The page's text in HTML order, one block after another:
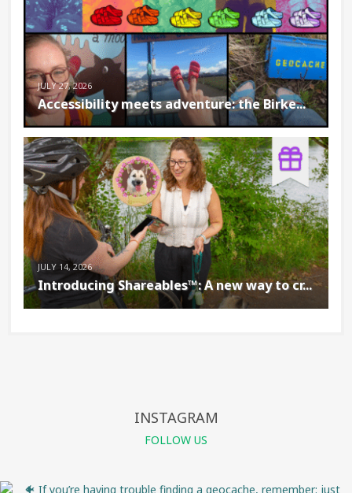
JULY 27, 2026
Accessibility meets adventure: the Birke...
JULY 14, 2026
Introducing Shareables™: A new way to cr...
INSTAGRAM
FOLLOW US